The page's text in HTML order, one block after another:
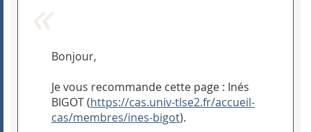
Bonjour,
Je vous recommande cette page : Inés
BIGOT (https://cas.univ-tlse2.fr/accueil-
cas/membres/ines-bigot).